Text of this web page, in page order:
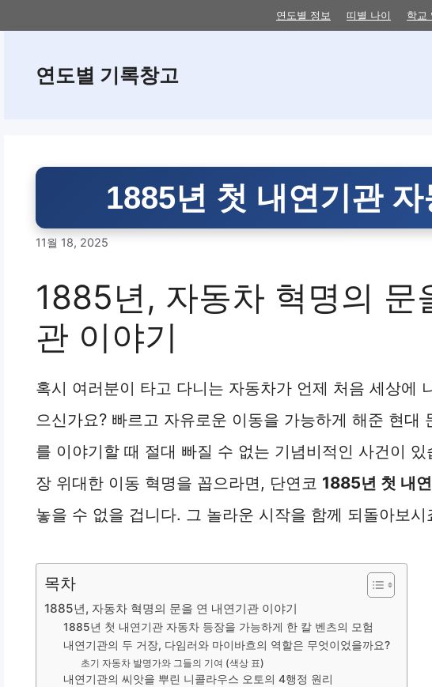
연도별 정보 띠별 나이 학교
연도별 기록창고
1885년 첫 내연기관
11월 18, 2025
1885년, 자동차 혁명의 문
관 이야기
혹시 여러분이 타고 다니는 자동차가 언제 처음 세상에
으신가요? 빠르고 자유로운 이동을 가능하게 해준 현대
를 이야기할 때 절대 빠질 수 없는 기념비적인 사건이
장 위대한 이동 혁명을 꼽으라면, 단연코 1885년 첫 내
놓을 수 없을 겁니다. 그 놀라운 시작을 함께 되돌아보시
목차
1885년, 자동차 혁명의 문을 연 내연기관 이야기
1885년 첫 내연기관 자동차 등장을 가능하게 한 칼 벤츠의 모험
내연기관의 두 거장, 다임러와 마이바흐의 역할은 무엇이었을까요?
초기 자동차 발명가와 그들의 기여 (색상 표)
내연기관의 씨앗을 뿌린 니콜라우스 오토의 4행정 원리